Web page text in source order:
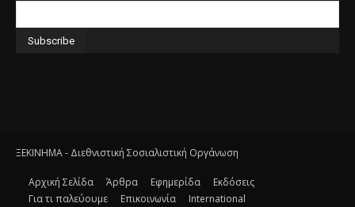
ΞΕΚΙΝΗΜΑ - Διεθνιστική Σοσιαλιστική Οργάνωση
Αρχική Σελίδα Άρθρα Εφημερίδα
Εκδόσεις
Για τι παλεύουμε
Επικοινωνία International